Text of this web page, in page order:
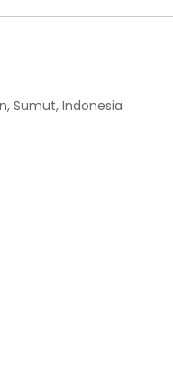
Sumut, Indonesia